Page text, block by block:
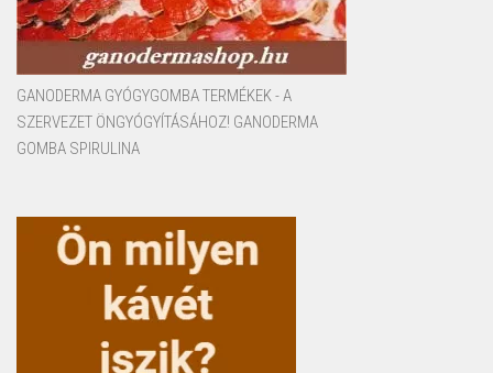
GANODERMA GYÓGYGOMBA TERMÉKEK - A
SZERVEZET ÖNGYÓGYÍTÁSÁHOZ! GANODERMA
GOMBA SPIRULINA